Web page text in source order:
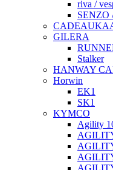
riva /
SENZO
GILERA
Stalker
HANWAY
Horwin
EK1
SK1
KYMCO
Agility